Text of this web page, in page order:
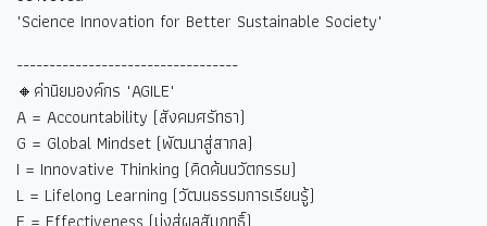
"Science Innovation for Better Sustainable Society"
----------------------------------
🔸ค่านิยมองค์กร "AGILE"
A = Accountability (สังคมศรัทธา)
G = Global Mindset (พัฒนาสู่สากล)
I = Innovative Thinking (คิดค้นนวัตกรรม)
L = Lifelong Learning (วัฒนธรรมการเรียนรู้)